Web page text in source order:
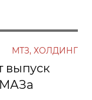
МТЗ, ХОЛДИНГ
выпуск